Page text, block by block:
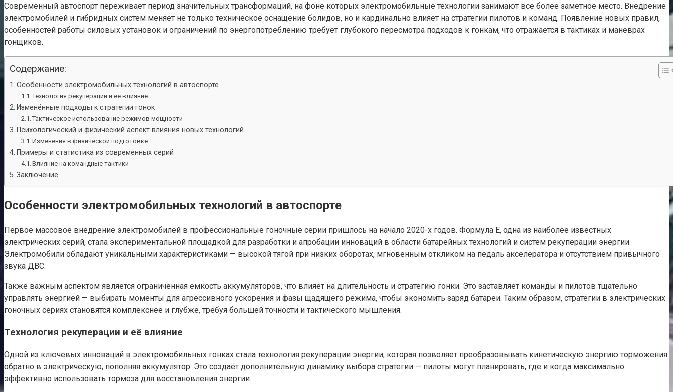
Современный автоспорт переживает период значительных трансформаций, на фоне которых электромобильные технологии занимают всё более заметное место. Внедрение
электромобилей и гибридных систем меняет не только техническое оснащение болидов, но и кардинально влияет на стратегии пилотов и команд. Появление новых правил,
особенностей работы силовых установок и ограничений по энергопотреблению требует глубокого пересмотра подходов к гонкам, что отражается в тактиках и маневрах
гонщиков.
Содержание:
Особенности электромобильных технологий в автоспорте
Технология рекуперации и её влияние
Изменённые подходы к стратегии гонок
Тактическое использование режимов мощности
Психологический и физический аспект влияния новых технологий
Изменения в физической подготовке
Примеры и статистика из современных серий
Влияние на командные тактики
Заключение
Особенности электромобильных технологий в автоспорте
Первое массовое внедрение электромобилей в профессиональные гоночные серии пришлось на начало 2020-х годов. Формула E, одна из наиболее известных
электрических серий, стала экспериментальной площадкой для разработки и апробации инноваций в области батарейных технологий и систем рекуперации энергии.
Электромобили обладают уникальными характеристиками — высокой тягой при низких оборотах, мгновенным откликом на педаль акселератора и отсутствием привычного
звука ДВС.
Также важным аспектом является ограниченная ёмкость аккумуляторов, что влияет на длительность и стратегию гонки. Это заставляет команды и пилотов тщательно
управлять энергией — выбирать моменты для агрессивного ускорения и фазы щадящего режима, чтобы экономить заряд батареи. Таким образом, стратегии в электрических
гоночных сериях становятся комплекснее и глубже, требуя большей точности и тактического мышления.
Технология рекуперации и её влияние
Одной из ключевых инноваций в электромобильных гонках стала технология рекуперации энергии, которая позволяет преобразовывать кинетическую энергию торможения
обратно в электрическую, пополняя аккумулятор. Это создаёт дополнительную динамику выбора стратегии — пилоты могут планировать, где и когда максимально
эффективно использовать тормоза для восстановления энергии.